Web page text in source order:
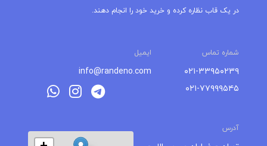
در یک قاب نظاره کرده و خرید خود را انجام دهند.
شماره تماس ایمیل
۰۲۱-۳۳۹۵۰۲۳۹
۰۲۱-۷۷۹۹۹۵۴۵
info@randeno.com
آدرس